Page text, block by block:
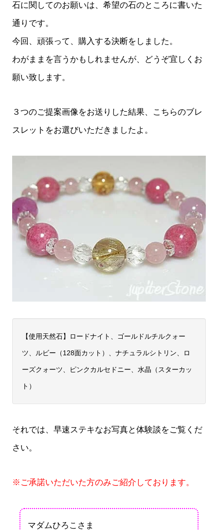
石に関してのお願いは、希望の石のところに書いた
通りです。
今回、頑張って、購入する決断をしました。
わがままを言うかもしれませんが、どうぞ宜しくお
願い致します。
３つのご提案画像をお送りした結果、こちらのブレ
スレットをお選びいただきましたよ。
【使用天然石】ロードナイト、ゴールドルチルクォー
ツ、ルビー（128面カット）、ナチュラルシトリン、ロ
ーズクォーツ、ピンクカルセドニー、水晶（スターカッ
ト）
それでは、早速ステキなお写真と体験談をご覧くだ
さい。
※ご承諾いただいた方のみご紹介しております。
マダムひろこさま